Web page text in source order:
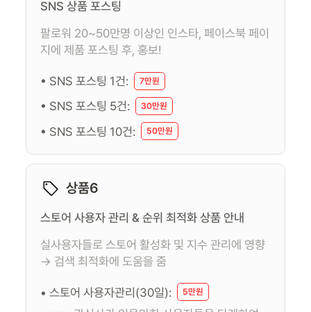
SNS 상품 포스팅
팔로워 20~50만명 이상인 인스타, 페이스북 페이
지에 제품 포스팅 후, 홍보!
• SNS 포스팅 1건: 7만원
• SNS 포스팅 5건: 30만원
• SNS 포스팅 10건: 50만원
상품6
스토어 사용자 관리 & 순위 최적화 상품 안내
실사용자들로 스토어 활성화 및 지수 관리에 영향
→ 검색 최적화에 도움을 줌
• 스토어 사용자관리(30일): 5만원